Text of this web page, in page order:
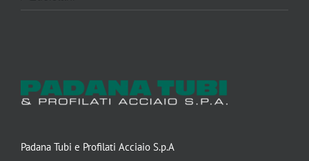
Padana Tubi e Profilati Acciaio S.p.A